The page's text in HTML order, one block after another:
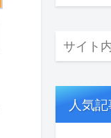
人気